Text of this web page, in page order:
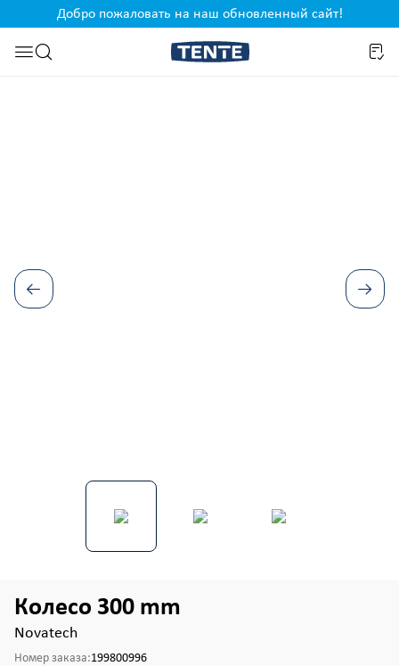
Перейти к поиску
Добро пожаловать на наш обновленный сайт!
Колесо 300 mm
Novatech
Номер заказа:199800996